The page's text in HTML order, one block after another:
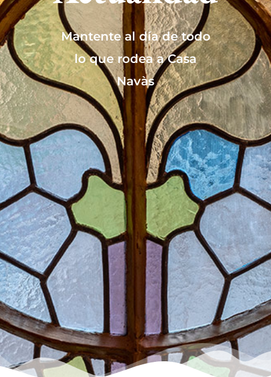
Mantente al día de todo
lo que rodea a Casa
Navàs